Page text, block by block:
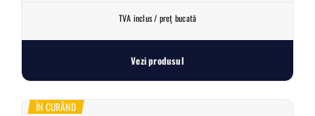
TVA inclus / preț bucată
Vezi produsul
ÎN CURÂND